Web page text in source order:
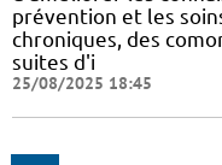
prévention et les
chroniques, des
suites d'i
25/08/2025 18:45